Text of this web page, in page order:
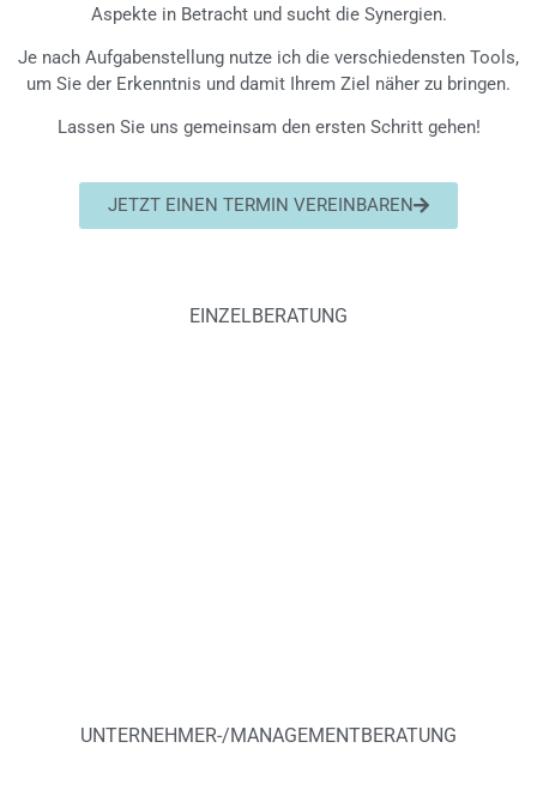
Aspekte in Betracht und sucht die Synergien.
Je nach Aufgabenstellung nutze ich die verschiedensten Tools,
um Sie der Erkenntnis und damit Ihrem Ziel näher zu bringen.
Lassen Sie uns gemeinsam den ersten Schritt gehen!
JETZT EINEN TERMIN VEREINBAREN
EINZELBERATUNG
UNTERNEHMER-/MANAGEMENTBERATUNG